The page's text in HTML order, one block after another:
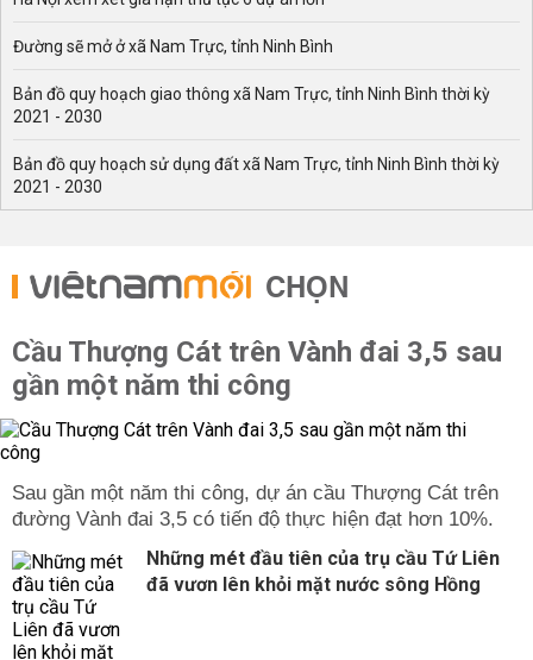
Đường sẽ mở ở xã Nam Trực, tỉnh Ninh Bình
Bản đồ quy hoạch giao thông xã Nam Trực, tỉnh Ninh Bình thời kỳ
2021 - 2030
Bản đồ quy hoạch sử dụng đất xã Nam Trực, tỉnh Ninh Bình thời kỳ
2021 - 2030
CHỌN
Cầu Thượng Cát trên Vành đai 3,5 sau
gần một năm thi công
Sau gần một năm thi công, dự án cầu Thượng Cát trên
đường Vành đai 3,5 có tiến độ thực hiện đạt hơn 10%.
Những mét đầu tiên của trụ cầu Tứ Liên
đã vươn lên khỏi mặt nước sông Hồng